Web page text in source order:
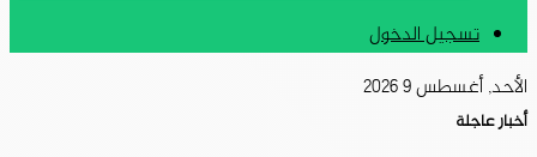
تسجيل الدخول
الأحد, أغسطس 9 2026
أخبار عاجلة